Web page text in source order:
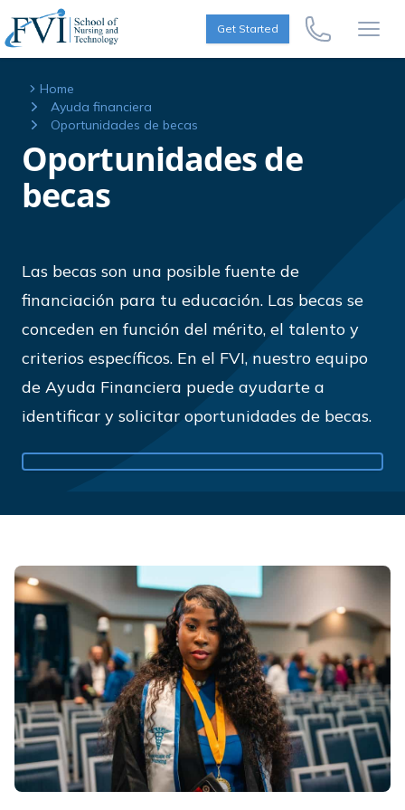
Skip to content
FVI School of Nursing
Get Started
Call Us Now
Home
Ayuda financiera
Oportunidades de becas
Oportunidades de
becas
Las becas son una posible fuente de
financiación para tu educación. Las becas se
conceden en función del mérito, el talento y
criterios específicos. En el FVI, nuestro equipo
de Ayuda Financiera puede ayudarte a
identificar y solicitar oportunidades de becas.